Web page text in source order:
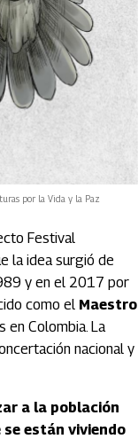
por la Vida y la Paz
Festival
la idea surgió de
y en el 2017 por
como el Maestro
en Colombia. La
nacional y
a la población
están viviendo